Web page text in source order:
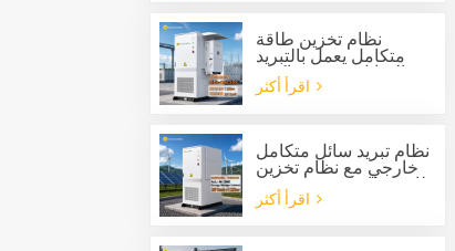
كيلوواط/ساعة.
نظام تخزين طاقة
متكامل يعمل بالتبريد
السائل، مزود بعاكس
هجين بقدرة 125 كيلوواط
نظام تبريد سائل متكامل
خارجي مع نظام تخزين
طاقة بطارية مدمج بقدرة
125 كيلوواط وسعة 261